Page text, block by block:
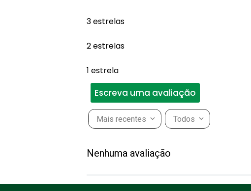
3 estrelas
2 estrelas
1 estrela
Escreva uma avaliação
Mais recentes Todos
Nenhuma avaliação